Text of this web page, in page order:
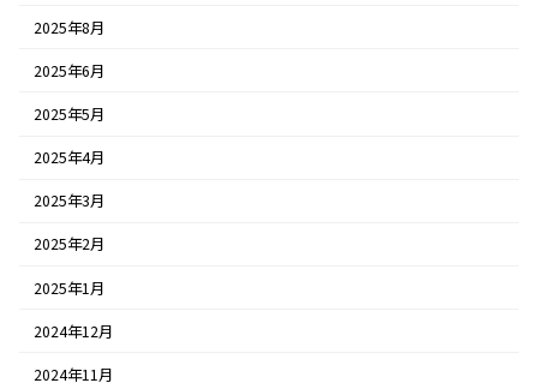
2025年8月
2025年6月
2025年5月
2025年4月
2025年3月
2025年2月
2025年1月
2024年12月
2024年11月